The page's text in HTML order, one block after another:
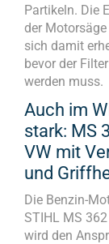
Partikeln. Die
der
sich damit
bevor der
werden muss.
Auch im
stark: MS
VW mit
und
Die Benzin-
STIHL MS
wird den